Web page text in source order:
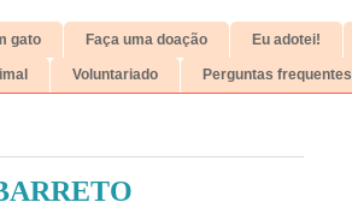
gato Faça uma doação Eu adotei!
Voluntariado Perguntas frequentes